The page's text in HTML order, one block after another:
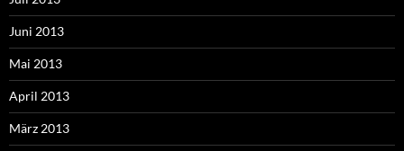
Juni 2013
Mai 2013
April 2013
März 2013